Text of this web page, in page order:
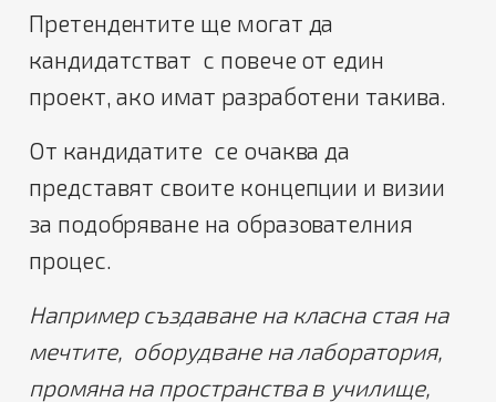
Претендентите ще могат да
кандидатстват с повече от един
проект, ако имат разработени такива.
От кандидатите се очаква да
представят своите концепции и визии
за подобряване на образователния
процес.
Например създаване на класна стая на
мечтите, оборудване на лаборатория,
промяна на пространства в училище,